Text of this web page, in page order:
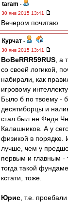
taram -
30 янв 2015 13:41
Вечером почитаю
Курчат -
30 янв 2015 13:41
BoBeRRR59RUS , а
со своей логикой,
набирали, как
игровому
Было б по твоему -
десятиборцы и
стал был не Федя
Калашников. А у
физикой в порядке.
лучше, чем у
первым и главным -
тогда такой
кстати, тоже.
Юрис , т.е.